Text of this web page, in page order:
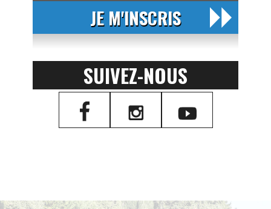
JE M'INSCRIS
SUIVEZ-NOUS